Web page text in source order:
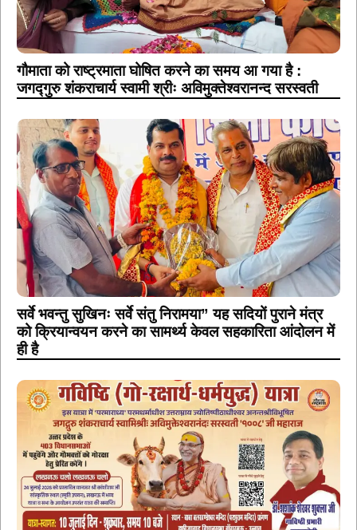
गौमाता को राष्ट्रमाता घोषित करने का समय आ गया है :
जगद्गुरु शंकराचार्य स्वामी श्रीः अविमुक्तेश्वरानन्द सरस्वती
सर्वे भवन्तु सुखिनः सर्वे संतु निरामया” यह सदियों पुराने मंत्र
को क्रियान्वयन करने का सामर्थ्य केवल सहकारिता आंदोलन में
ही है